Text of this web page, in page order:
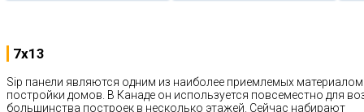
7x13
Sip панели являются одним из наиболее приемлемых
постройки домов. В Канаде он используется повсеместно для
большинства построек в несколько этажей. Сейчас набирают